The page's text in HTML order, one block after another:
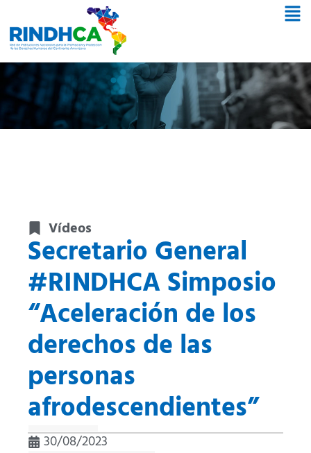
Vídeos
Secretario General
#RINDHCA Simposio
“Aceleración de los
derechos de las
personas
afrodescendientes”
30/08/2023